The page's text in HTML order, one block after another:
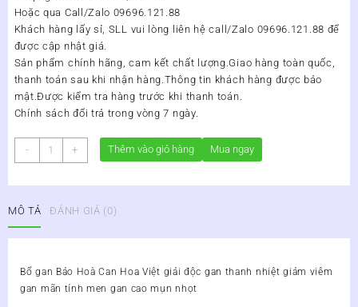
Hoặc qua Call/Zalo 09696.121.88
Khách hàng lấy sỉ, SLL vui lòng liên hệ call/Zalo 09696.121.88 để
được cập nhật giá.
Sản phẩm chính hãng, cam kết chất lượng.Giao hàng toàn quốc,
thanh toán sau khi nhận hàng.Thông tin khách hàng được bảo
mật.Được kiểm tra hàng trước khi thanh toán.
Chính sách đổi trả trong vòng 7 ngày.
-
Bổ
Gan
Can
Hoa
100
+ Thêm vào giỏ hàng Mua ngay
MÔ TẢ ĐÁNH GIÁ (0)
Bổ gan Bảo Hoà Can Hoa Việt giải độc gan thanh nhiệt giảm viêm
gan mãn tính men gan cao mụn nhọt